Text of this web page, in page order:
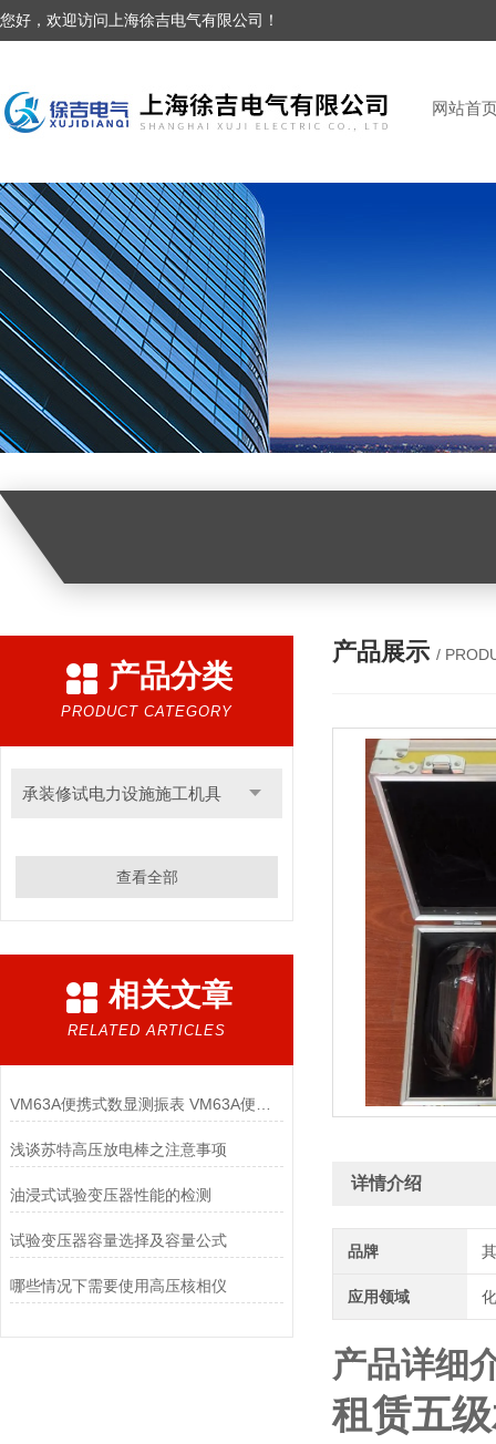
您好，欢迎访问上海徐吉电气有限公司！
网站首
产品展示 /
详情介绍
品牌
应用领域
产品详细
租赁五
产品分类
PRODUCT CATEGORY
承装修试电力设施施工机具
查看全部
相关文章
RELATED ARTICLES
浅谈苏特高压放电棒之注意事项
油浸式试验变压器性能的检测
试验变压器容量选择及容量公式
哪些情况下需要使用高压核相仪